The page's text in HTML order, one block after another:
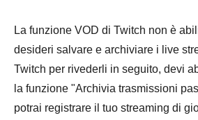
La funzione VOD di Twitch non è
desideri salvare e archiviare i live
Twitch per rivederli in seguito, devi
la funzione "Archivia trasmissioni
potrai registrare il tuo streaming di